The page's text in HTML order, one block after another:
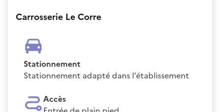
Carrosserie Le Corre
Stationnement
Stationnement adapté dans l'établissement
Accès